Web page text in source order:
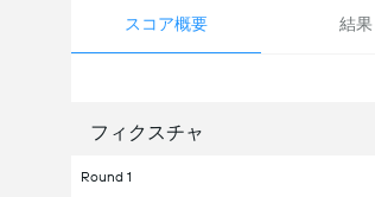
スコア概要 結果
フィクスチャ
Round 1